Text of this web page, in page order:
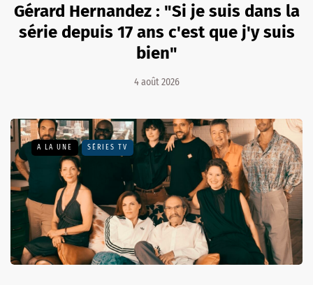
Gérard Hernandez : "Si je suis dans la
série depuis 17 ans c'est que j'y suis
bien"
4 août 2026
A LA UNE SÉRIES TV